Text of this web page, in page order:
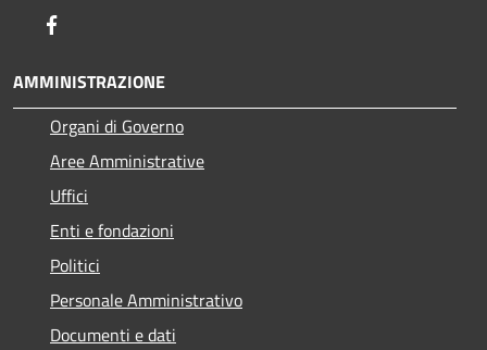
AMMINISTRAZIONE
Organi di Governo
Aree Amministrative
Uffici
Enti e fondazioni
Politici
Personale Amministrativo
Documenti e dati